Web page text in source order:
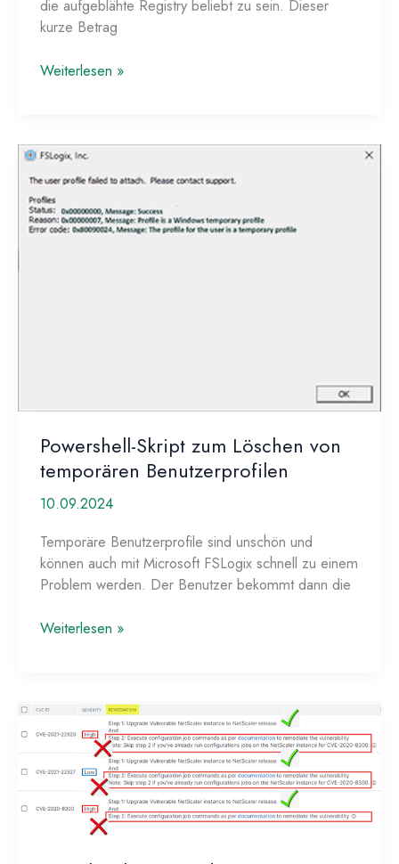
die aufgeblähte Registry beliebt zu sein. Dieser
kurze Betrag
Langsame
aufgeblähte
Registry
Weiterlesen »
Powershell-Skript zum Löschen von
temporären Benutzerprofilen
10.09.2024
Temporäre Benutzerprofile sind unschön und
können auch mit Microsoft FSLogix schnell zu einem
Problem werden. Der Benutzer bekommt dann die
Powershell-
von
temporären
Benutzerprofilen
Weiterlesen »